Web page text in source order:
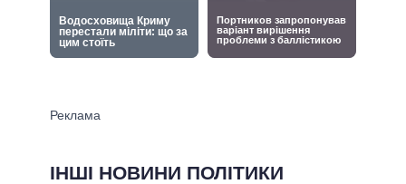
ІНШІ НОВИНИ ПОЛІТИКИ